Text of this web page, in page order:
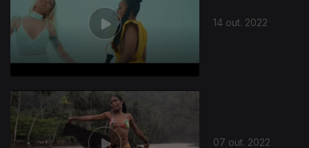
14 out. 2022
07 out. 2022